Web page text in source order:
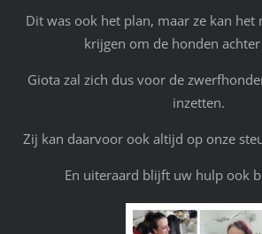
Dit was ook het plan, maar ze kan het
krijgen om de honden
Giota zal zich dus voor de
inzetten.
Zij kan daarvoor ook altijd op onze
En uiteraard blijft uw hulp ook